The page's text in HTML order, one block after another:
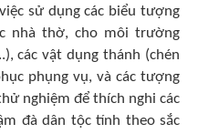
sử dụng các biểu tượng
nhà thờ, cho môi trường
các vật dụng thánh (chén
phụng vụ, và các tượng
nghiệm để thích nghi các
đà dân tộc tính theo sắc